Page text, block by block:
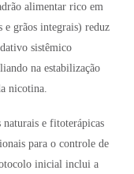
alimentar rico em
e grãos integrais) reduz
sistêmico
na estabilização
nicotina.
e fitoterápicas
para o controle de
inicial inclui a